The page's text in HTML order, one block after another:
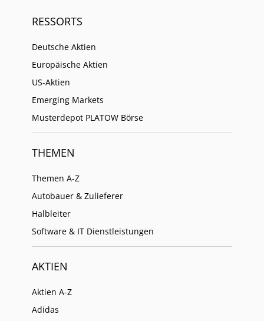
RESSORTS
Deutsche Aktien
Europäische Aktien
US-Aktien
Emerging Markets
Musterdepot PLATOW Börse
THEMEN
Themen A-Z
Autobauer & Zulieferer
Halbleiter
Software & IT Dienstleistungen
AKTIEN
Aktien A-Z
Adidas